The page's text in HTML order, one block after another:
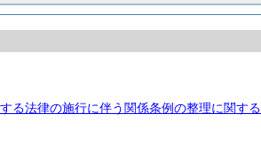
る法律の施行に伴う関係条例の整理に関する